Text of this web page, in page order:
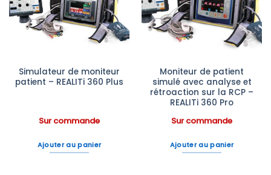
à la liste
d’envies
Simulateur de moniteur
patient – REALITi 360 Plus
Sur commande
Ajouter au panier
à la liste
d’envies
Moniteur de patient
simulé avec analyse et
rétroaction sur la RCP –
REALITi 360 Pro
Sur commande
Ajouter au panier